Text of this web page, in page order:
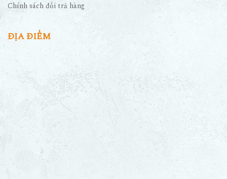
Chính sách đổi trả hàng
ĐỊA ĐIỂM